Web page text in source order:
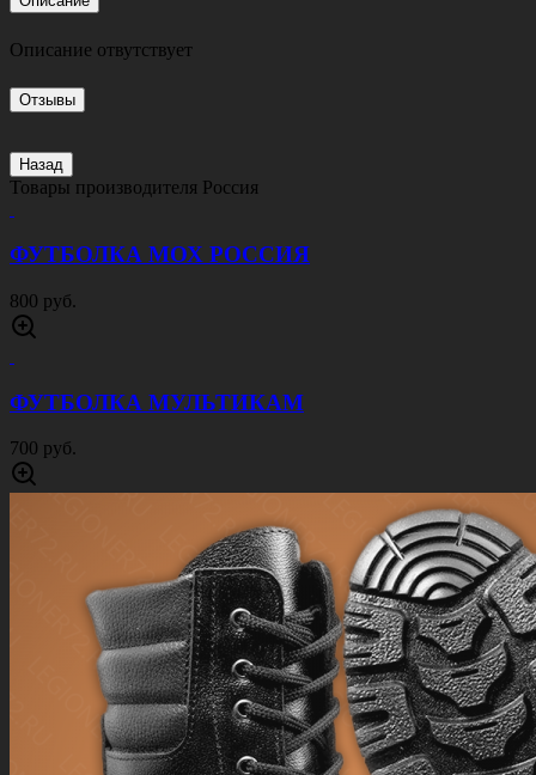
БЕРЦЫ ОМОН ЛЕТО ЧЕРНЫЕ
3500 руб.
КОСТЮМ ГОРКА 3 ПАЛАТКА ПЕСОК